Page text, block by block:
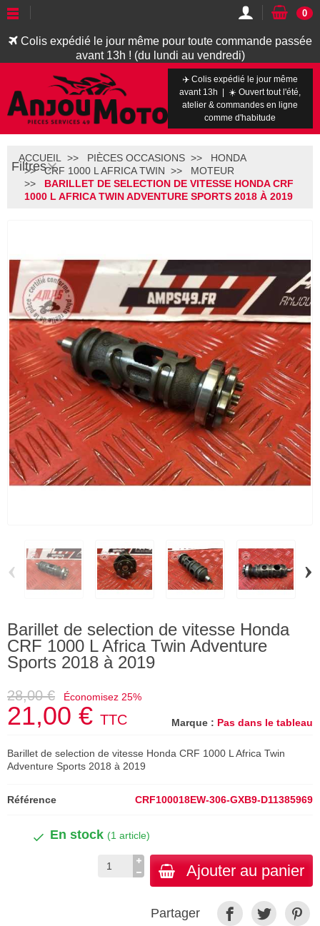
Colis expédié le jour même pour toute commande passée
avant 13h ! (du lundi au vendredi)
0
✈️ Colis expédié le jour même
avant 13h | ☀️ Ouvert tout l'été,
atelier & commandes en ligne
comme d'habitude
Filtres
ACCUEIL PIÈCES OCCASIONS
HONDA
CRF 1000 L AFRICA TWIN
MOTEUR
BARILLET DE SELECTION DE VITESSE HONDA CRF
1000 L AFRICA TWIN ADVENTURE SPORTS 2018 À 2019
‹ ›
Barillet de selection de vitesse Honda
CRF 1000 L Africa Twin Adventure
Sports 2018 à 2019
Marque : Pas dans le tableau
28,00 € Économisez 25%
21,00 € TTC
Barillet de selection de vitesse Honda CRF 1000 L Africa Twin
Adventure Sports 2018 à 2019
Référence CRF100018EW-306-GXB9-D11385969
En stock (1 article)
Ajouter au panier
Partager